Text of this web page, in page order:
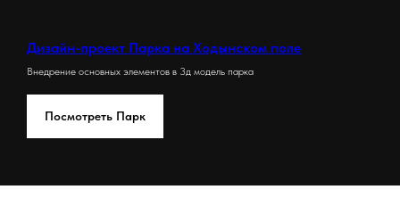
Дизайн-проект Парка на Ходынском поле
Внедрение основных элементов в 3д модель парка
Посмотреть Парк